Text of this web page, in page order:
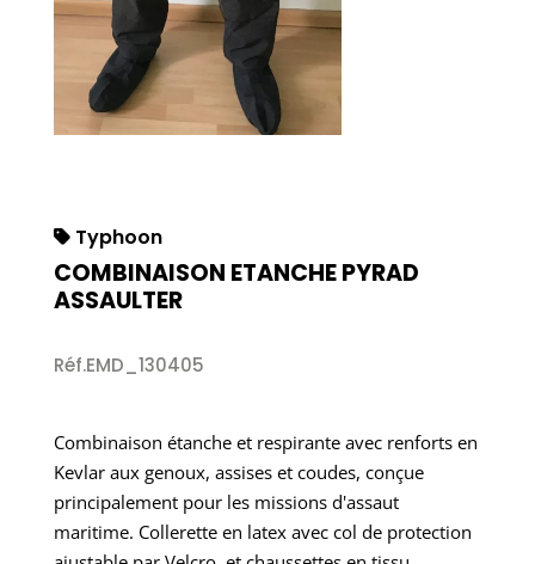
Typhoon
COMBINAISON ETANCHE PYRAD
ASSAULTER
Réf.EMD_130405
Combinaison étanche et respirante avec renforts en
Kevlar aux genoux, assises et coudes, conçue
principalement pour les missions d'assaut
maritime. Collerette en latex avec col de protection